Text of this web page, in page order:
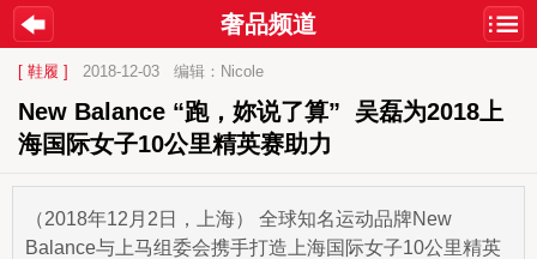
奢品频道
[ 鞋履 ] 2018-12-03 编辑：Nicole
New Balance “跑，妳说了算”  吴磊为2018上
海国际女子10公里精英赛助力
（2018年12月2日，上海） 全球知名运动品牌New
Balance与上马组委会携手打造上海国际女子10公里精英